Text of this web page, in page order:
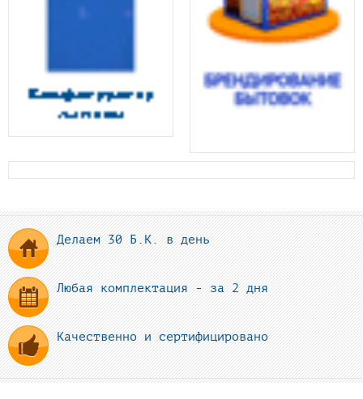
Делаем 30 Б.К. в день
Любая комплектация - за 2 дня
Качественно и сертифицировано